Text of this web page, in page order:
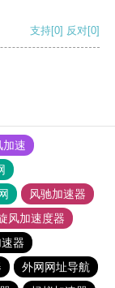
支持[0] 反对[0]
加速
风驰加速器
风加速度器
器
外网网址导航